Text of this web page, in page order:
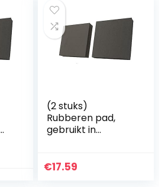
(2 stuks)
Rubberen pad,
gebruikt in
50x50x30mm
€17.59